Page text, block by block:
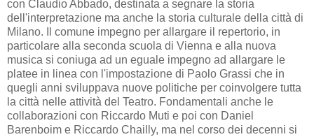
con Claudio Abbado, destinata a segnare la storia
dell'interpretazione ma anche la storia culturale della città di
Milano. Il comune impegno per allargare il repertorio, in
particolare alla seconda scuola di Vienna e alla nuova
musica si coniuga ad un eguale impegno ad allargare le
platee in linea con l'impostazione di Paolo Grassi che in
quegli anni sviluppava nuove politiche per coinvolgere tutta
la città nelle attività del Teatro. Fondamentali anche le
collaborazioni con Riccardo Muti e poi con Daniel
Barenboim e Riccardo Chailly, ma nel corso dei decenni si